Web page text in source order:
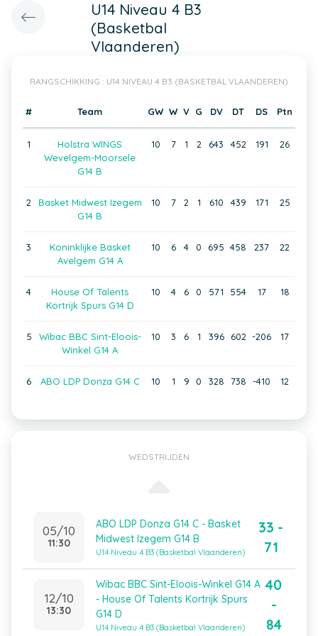
U14 Niveau 4 B3
(Basketbal
Vlaanderen)
RANGSCHIKKING : U14 NIVEAU 4 B3 (BASKETBAL VLAANDEREN)
# Team GW W V G DV DT DS Ptn
1
Holstra WINGS
Wevelgem-Moorsele
G14 B
10 7 1 2 643 452 191 26
2
Basket Midwest Izegem
G14 B
10 7 2 1 610 439 171 25
3
Koninklijke Basket
Avelgem G14 A
10 6 4 0 695 458 237 22
4
House Of Talents
Kortrijk Spurs G14 D
10 4 6 0 571 554 17 18
5
Wibac BBC Sint-Eloois-
Winkel G14 A
10 3 6 1 396 602 -206 17
6 ABO LDP Donza G14 C 10 1 9 0 328 738 -410 12
WEDSTRIJDEN
05/10
11:30
ABO LDP Donza G14 C - Basket
Midwest Izegem G14 B
U14 Niveau 4 B3 (Basketbal Vlaanderen)
33 -
71
12/10
13:30
Wibac BBC Sint-Eloois-Winkel G14 A
- House Of Talents Kortrijk Spurs
G14 D
U14 Niveau 4 B3 (Basketbal Vlaanderen)
40
-
84